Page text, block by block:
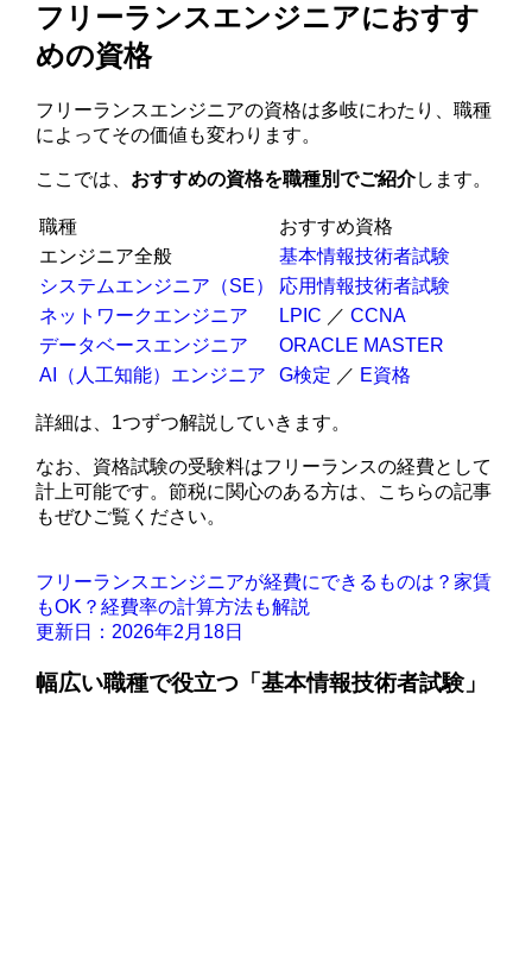
フリーランスエンジニアにおすす
めの資格
フリーランスエンジニアの資格は多岐にわたり、職種
によってその価値も変わります。
ここでは、 おすすめの資格を職種別でご紹介します。
職種
おすすめ資格
エンジニア全般
基本情報技術者試験
システムエンジニア（SE）
応用情報技術者試験
ネットワークエンジニア
LPIC ／CCNA
データベースエンジニア
ORACLE MASTER
AI（人工知能）エンジニア
G検定 ／ E資格
詳細は、1つずつ解説していきます。
なお、資格試験の受験料はフリーランスの経費として
計上可能です。節税に関心のある方は、こちらの記事
もぜひご覧ください。
フリーランスエンジニアが経費にできるものは？家賃
もOK？経費率の計算方法も解説
更新日：2026年2月18日
幅広い職種で役立つ「基本情報技術者試験」